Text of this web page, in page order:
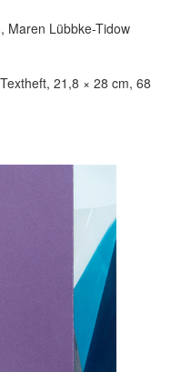
Maren Lübbke-Tidow
21,8 × 28 cm, 68